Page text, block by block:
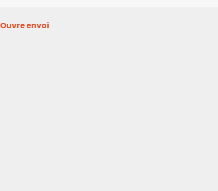
Ouvre envoi